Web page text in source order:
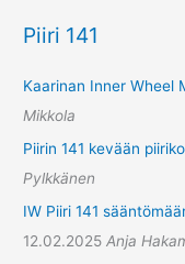
Piiri 141
Kaarinan Inner Wheel
Mikkola
Piirin 141 kevään
Pylkkänen
IW Piiri 141
12.02.2025 Anja